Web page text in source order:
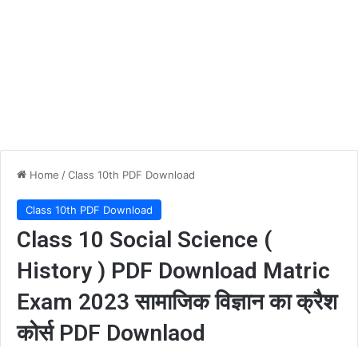
Home /Class 10th PDF Download
Class 10th PDF Download
Class 10 Social Science (
History ) PDF Download Matric
Exam 2023 सामाजिक विज्ञान का क्रैश
कोर्स PDF Downlaod